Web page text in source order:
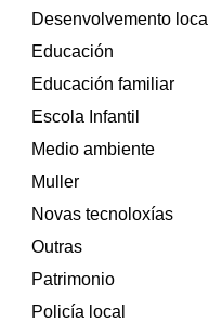
Desenvolvemento local
Educación
Educación familiar
Escola Infantil
Medio ambiente
Muller
Novas tecnoloxías
Outras
Patrimonio
Policía local